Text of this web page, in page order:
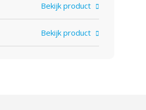
Bekijk product
Bekijk product